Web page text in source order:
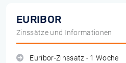
EURIBOR
Zinssätze und Informationen
Euribor-Zinssatz - 1 Woche